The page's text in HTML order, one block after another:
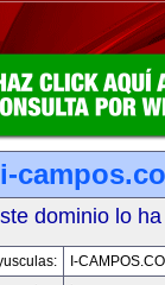
i-
dominio lo
I-